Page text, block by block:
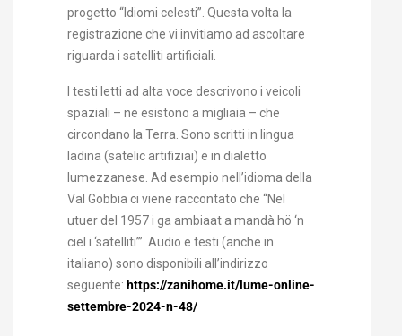
progetto “Idiomi celesti”. Questa volta la
registrazione che vi invitiamo ad ascoltare
riguarda i satelliti artificiali.
I testi letti ad alta voce descrivono i veicoli
spaziali – ne esistono a migliaia – che
circondano la Terra. Sono scritti in lingua
ladina (satelic artifiziai) e in dialetto
lumezzanese. Ad esempio nell’idioma della
Val Gobbia ci viene raccontato che “Nel
utuer del 1957 i ga ambiaat a mandà hö ‘n
ciel i ‘satelliti’”. Audio e testi (anche in
italiano) sono disponibili all’indirizzo
seguente: https://zanihome.it/lume-online-
settembre-2024-n-48/